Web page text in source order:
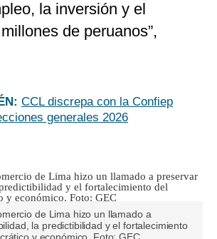
la inversión y el
de peruanos”,
CCL discrepa con la Confiep
generales 2026
de Lima hizo un llamado a
la predictibilidad y el fortalecimiento